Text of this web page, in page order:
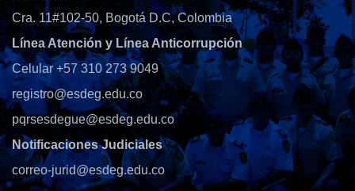
Cra. 11#102-50, Bogotá D.C, Colombia
Línea Atención y Línea Anticorrupción
Celular +57 310 273 9049
registro@esdeg.edu.co
pqrsesdegue@esdeg.edu.co
Notificaciones Judiciales
correo-jurid@esdeg.edu.co